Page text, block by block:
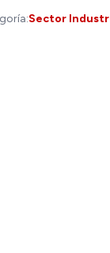
Sector